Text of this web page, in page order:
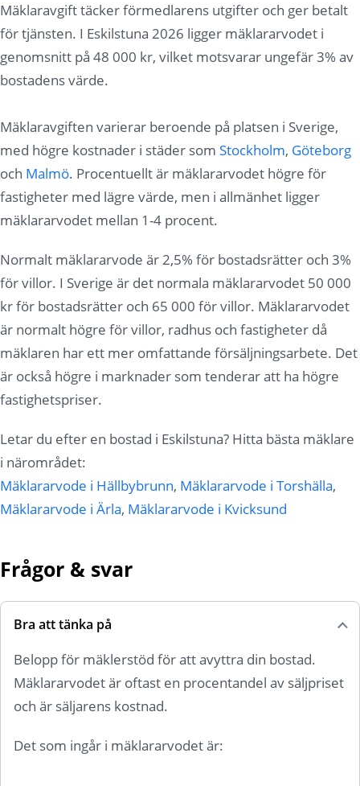
Mäklaravgift täcker förmedlarens utgifter och ger betalt
för tjänsten. I Eskilstuna 2026 ligger mäklararvodet i
genomsnitt på 48 000 kr, vilket motsvarar ungefär 3% av
bostadens värde.
Mäklaravgiften varierar beroende på platsen i Sverige,
med högre kostnader i städer som Stockholm, Göteborg
och Malmö. Procentuellt är mäklararvodet högre för
fastigheter med lägre värde, men i allmänhet ligger
mäklararvodet mellan 1-4 procent.
Normalt mäklararvode är 2,5% för bostadsrätter och 3%
för villor. I Sverige är det normala mäklararvodet 50 000
kr för bostadsrätter och 65 000 för villor. Mäklararvodet
är normalt högre för villor, radhus och fastigheter då
mäklaren har ett mer omfattande försäljningsarbete. Det
är också högre i marknader som tenderar att ha högre
fastighetspriser.
Letar du efter en bostad i Eskilstuna? Hitta bästa mäklare
i närområdet:
Mäklararvode i Hällbybrunn, Mäklararvode i Torshälla,
Mäklararvode i Ärla, Mäklararvode i Kvicksund
Frågor & svar
Bra att tänka på
Belopp för mäklerstöd för att avyttra din bostad.
Mäklararvodet är oftast en procentandel av säljpriset
och är säljarens kostnad.
Det som ingår i mäklararvodet är: